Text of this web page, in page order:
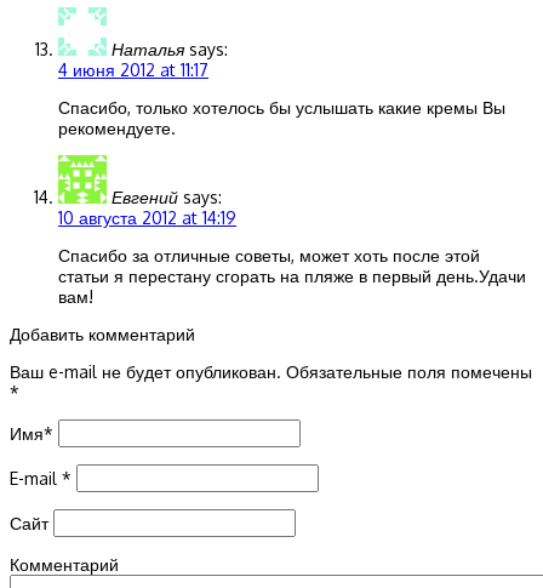
Наталья says:
4 июня 2012 at 11:17
Спасибо, только хотелось бы услышать какие кремы Вы
рекомендуете.
Евгений says:
10 августа 2012 at 14:19
Спасибо за отличные советы, может хоть после этой
статьи я перестану сгорать на пляже в первый день.Удачи
вам!
Добавить комментарий
Ваш e-mail не будет опубликован. Обязательные поля помечены
*
Имя*
E-mail *
Сайт
Комментарий